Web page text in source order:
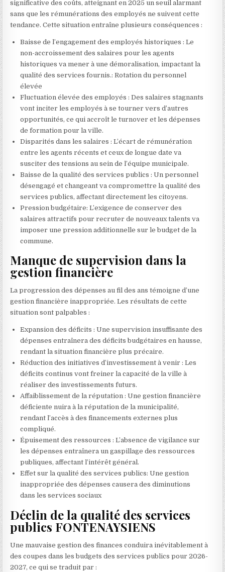
significative des coûts, atteignant en 2025 un seuil alarmant
sans que les rémunérations des employés ne suivent cette
tendance. Cette situation entraîne plusieurs conséquences :
Baisse de l’engagement des employés historiques : Le
non-accroissement des salaires pour les agents
historiques va mener à une démoralisation, impactant la
qualité des services fournis.: Rotation du personnel
élevée
Fluctuation élevée des employés : Des salaires stagnants
vont inciter les employés à se tourner vers d’autres
opportunités, ce qui accroît le turnover et les dépenses
de formation pour la ville.
Disparités dans les salaires : L’écart de rémunération
entre les agents récents et ceux de longue date va
susciter des tensions au sein de l’équipe municipale.
Baisse de la qualité des services publics : Un personnel
désengagé et changeant va compromettre la qualité des
services publics, affectant directement les citoyens.
Pression budgétaire: L’exigence de conserver des
salaires attractifs pour recruter de nouveaux talents va
imposer une pression additionnelle sur le budget de la
commune.
Manque de supervision dans la
gestion financière
La progression des dépenses au fil des ans témoigne d’une
gestion financière inappropriée. Les résultats de cette
situation sont palpables :
Expansion des déficits : Une supervision insuffisante des
dépenses entraînera des déficits budgétaires en hausse,
rendant la situation financière plus précaire.
Réduction des initiatives d’investissement à venir : Les
déficits continus vont freiner la capacité de la ville à
réaliser des investissements futurs.
Affaiblissement de la réputation : Une gestion financière
déficiente nuira à la réputation de la municipalité,
rendant l’accès à des financements externes plus
compliqué.
Épuisement des ressources : L’absence de vigilance sur
les dépenses entraînera un gaspillage des ressources
publiques, affectant l’intérêt général.
Effet sur la qualité des services publics: Une gestion
inappropriée des dépenses causera des diminutions
dans les services sociaux
Déclin de la qualité des services
publics FONTENAYSIENS
Une mauvaise gestion des finances conduira inévitablement à
des coupes dans les budgets des services publics pour 2026-
2027, ce qui se traduit par :